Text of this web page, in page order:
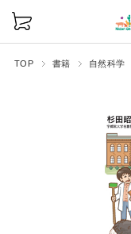
TOP 書籍 自然科学